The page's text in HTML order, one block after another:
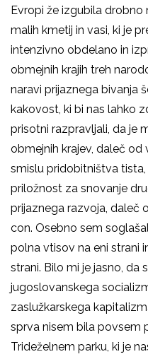
Evropi že izgubila drobno
malih kmetij in vasi, ki je
intenzivno obdelano in
obmejnih krajih treh
naravi prijaznega bivanja
kakovost, ki bi nas lahko
prisotni razpravljali, da je
obmejnih krajev, daleč od
smislu pridobitništva
priložnost za snovanje
prijaznega razvoja, daleč
con. Osebno sem
polna vtisov na eni strani
strani. Bilo mi je jasno, da
jugoslovanskega
zaslužkarskega
sprva nisem bila povsem
Trideželnem parku, ki je